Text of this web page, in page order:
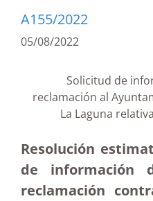
A155/2022
05/08/2022
Solicitud de
reclamación al
La Laguna
Resolución
de información
reclamación